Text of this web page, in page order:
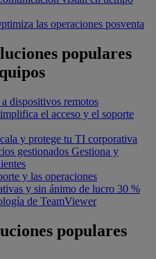
las operaciones posventa
populares
dispositivos remotos
el acceso y el soporte
y protege tu TI corporativa
gestionados Gestiona y
y las operaciones
y sin ánimo de lucro 30 %
de TeamViewer
populares